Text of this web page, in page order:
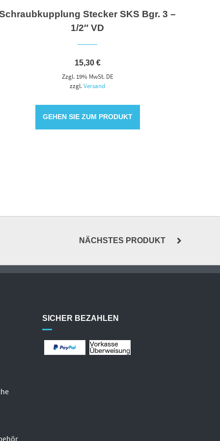
Stecker SKS Bgr. 3 –
1/2″ VD
15,30 €
Zzgl. 19% MwSt. DE
zzgl.Versand
GEHEN SIE ZUM PRODUKT
NÄCHSTES PRODUKT
SICHER BEZAHLEN